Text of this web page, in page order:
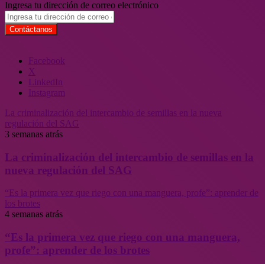
Ingresa tu dirección de correo electrónico
Facebook
X
LinkedIn
Instagram
La criminalización del intercambio de semillas en la nueva
regulación del SAG
3 semanas atrás
La criminalización del intercambio de semillas en la
nueva regulación del SAG
“Es la primera vez que riego con una manguera, profe”: aprender de
los brotes
4 semanas atrás
“Es la primera vez que riego con una manguera,
profe”: aprender de los brotes